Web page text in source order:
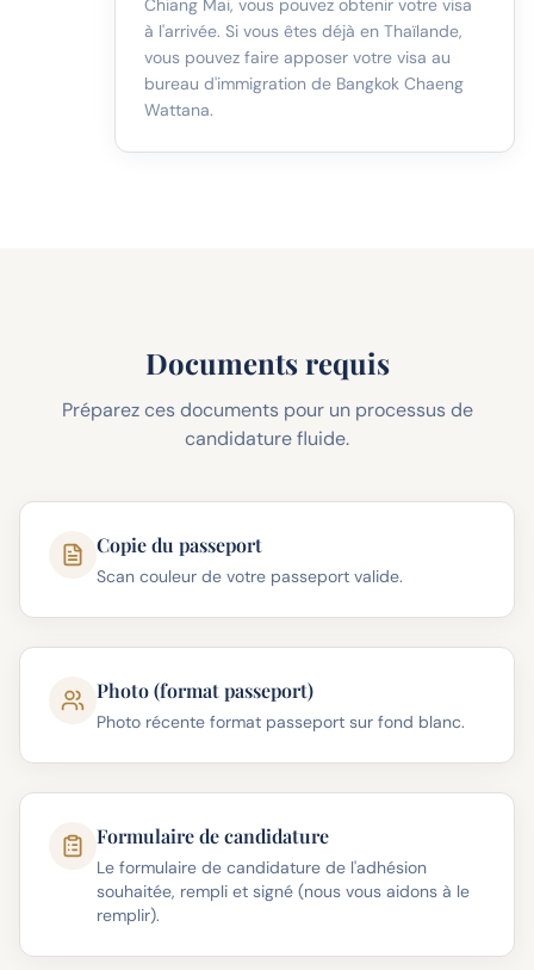
Chiang Mai, vous pouvez obtenir votre visa
à l'arrivée. Si vous êtes déjà en Thaïlande,
vous pouvez faire apposer votre visa au
bureau d'immigration de Bangkok Chaeng
Wattana.
Documents requis
Préparez ces documents pour un processus de
candidature fluide.
Copie du passeport
Scan couleur de votre passeport valide.
Photo (format passeport)
Photo récente format passeport sur fond blanc.
Formulaire de candidature
Le formulaire de candidature de l'adhésion
souhaitée, rempli et signé (nous vous aidons à le
remplir).